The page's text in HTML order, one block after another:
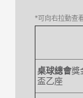
桌球總會獎
盃乙座